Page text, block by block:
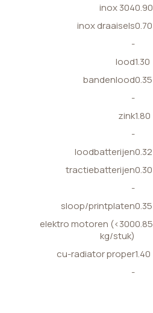
inox 3040.90
inox draaisels0.70
-
lood1.30
bandenlood0.35
-
zink1.80
-
loodbatterijen0.32
tractiebatterijen0.30
-
sloop/printplaten0.35
elektro motoren (<300
kg/stuk)
0.85
cu-radiator proper1.40
-